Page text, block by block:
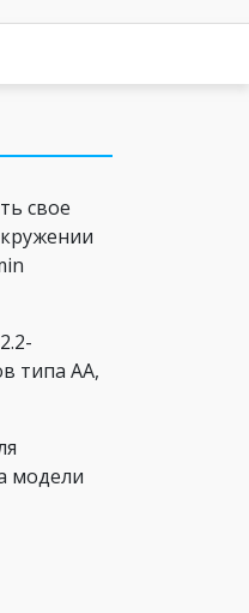
свое
типа AA,
модели